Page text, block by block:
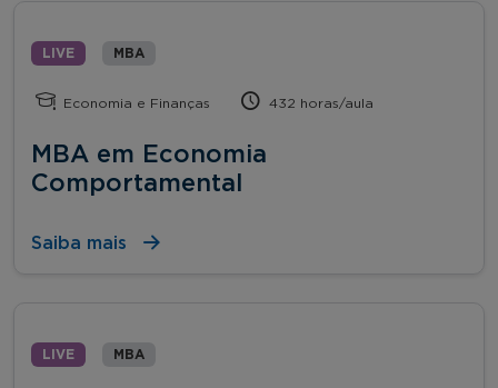
LIVE MBA
Economia e Finanças 432 horas/aula
MBA em Economia
Comportamental
Saiba mais
LIVE MBA